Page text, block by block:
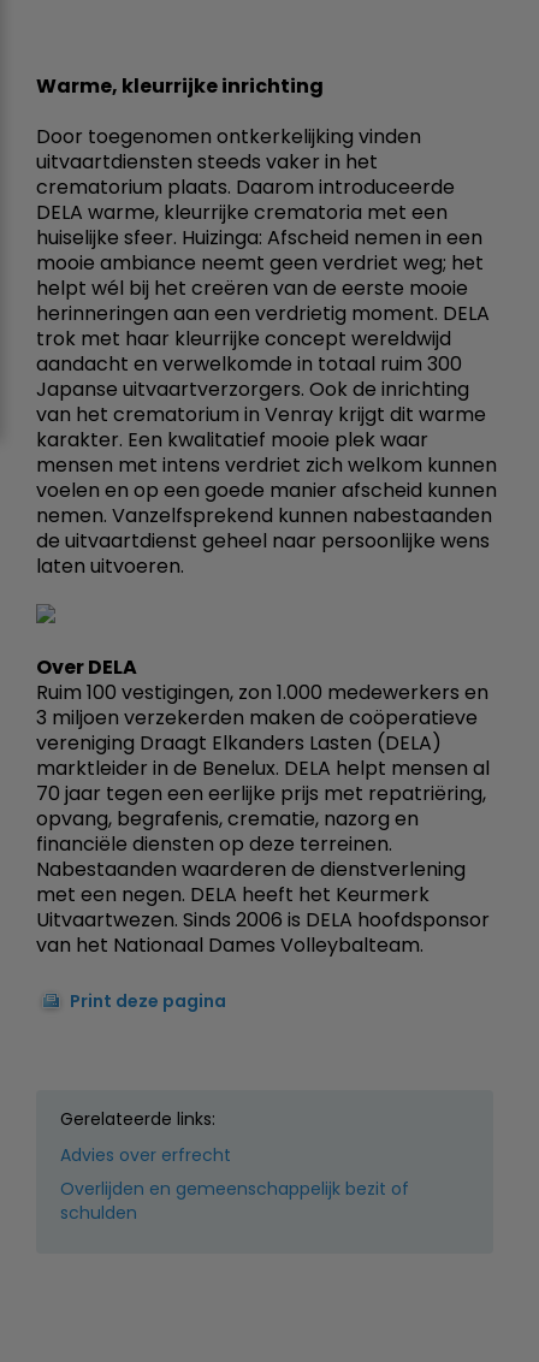
Warme, kleurrijke inrichting
Door toegenomen ontkerkelijking vinden
uitvaartdiensten steeds vaker in het
crematorium plaats. Daarom introduceerde
DELA warme, kleurrijke crematoria met een
huiselijke sfeer. Huizinga: Afscheid nemen in een
mooie ambiance neemt geen verdriet weg; het
helpt wél bij het creëren van de eerste mooie
herinneringen aan een verdrietig moment. DELA
trok met haar kleurrijke concept wereldwijd
aandacht en verwelkomde in totaal ruim 300
Japanse uitvaartverzorgers. Ook de inrichting
van het crematorium in Venray krijgt dit warme
karakter. Een kwalitatief mooie plek waar
mensen met intens verdriet zich welkom kunnen
voelen en op een goede manier afscheid kunnen
nemen. Vanzelfsprekend kunnen nabestaanden
de uitvaartdienst geheel naar persoonlijke wens
laten uitvoeren.
Over DELA
Ruim 100 vestigingen, zon 1.000 medewerkers en
3 miljoen verzekerden maken de coöperatieve
vereniging Draagt Elkanders Lasten (DELA)
marktleider in de Benelux. DELA helpt mensen al
70 jaar tegen een eerlijke prijs met repatriëring,
opvang, begrafenis, crematie, nazorg en
financiële diensten op deze terreinen.
Nabestaanden waarderen de dienstverlening
met een negen. DELA heeft het Keurmerk
Uitvaartwezen. Sinds 2006 is DELA hoofdsponsor
van het Nationaal Dames Volleybalteam.
Print deze pagina
Gerelateerde links:
Advies over erfrecht
Overlijden en gemeenschappelijk bezit of
schulden